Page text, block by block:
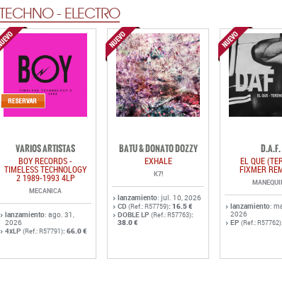
TECHNO - ELECTRO
VARIOS ARTISTAS
BOY RECORDS -
TIMELESS TECHNOLOGY
2 1989-1993 4LP
MECANICA
lanzamiento: ago. 31,
2026
4xLP (Ref.: R57791): 66.0 €
BATU & DONATO DOZZY
EXHALE
K7!
lanzamiento: jul. 10, 2026
CD (Ref.: R57759): 16.5 €
DOBLE LP (Ref.: R57763):
38.0 €
D.A.F.
EL QUE
FIXMER
lanzamiento:
2026
EP (Ref.: R57762):